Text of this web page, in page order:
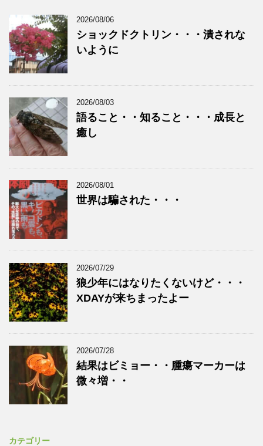
2026/08/06
ショックドクトリン・・・潰されな
いように
2026/08/03
語ること・・知ること・・・成長と
癒し
2026/08/01
世界は騙された・・・
2026/07/29
狼少年にはなりたくないけど・・・
XDAYが来ちまったよー
2026/07/28
結果はビミョー・・腫瘍マーカーは
微々増・・
カテゴリー